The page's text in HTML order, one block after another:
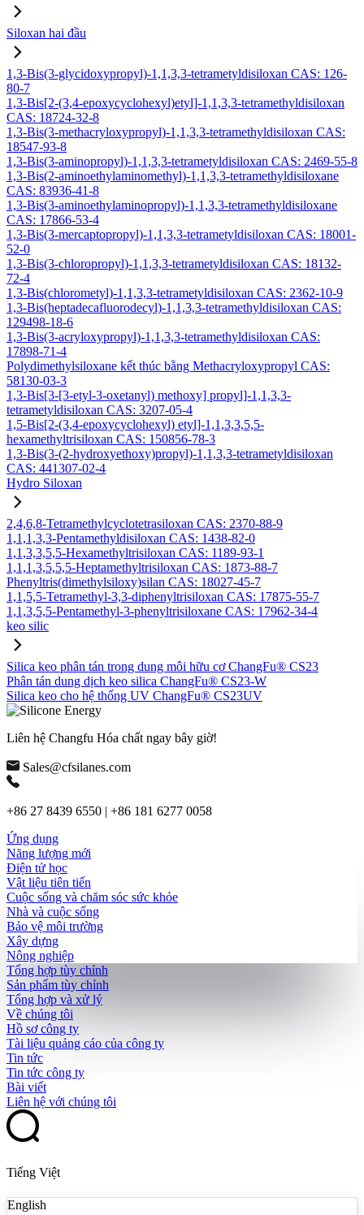
Siloxan hai đầu
1,3-Bis(3-glycidoxypropyl)-1,1,3,3-tetrametyldisiloxan CAS: 126-
80-7
1,3-Bis[2-(3,4-epoxycyclohexyl)etyl]-1,1,3,3-tetramethyldisiloxan
CAS: 18724-32-8
1,3-Bis(3-methacryloxypropyl)-1,1,3,3-tetramethyldisiloxan CAS:
18547-93-8
1,3-Bis(3-aminopropyl)-1,1,3,3-tetrametyldisiloxan CAS: 2469-55-8
1,3-Bis(2-aminoethylaminomethyl)-1,1,3,3-tetramethyldisiloxane
CAS: 83936-41-8
1,3-Bis(3-aminoethylaminopropyl)-1,1,3,3-tetramethyldisiloxane
CAS: 17866-53-4
1,3-Bis(3-mercaptopropyl)-1,1,3,3-tetrametyldisiloxan CAS: 18001-
52-0
1,3-Bis(3-chloropropyl)-1,1,3,3-tetrametyldisiloxan CAS: 18132-
72-4
1,3-Bis(chlorometyl)-1,1,3,3-tetrametyldisiloxan CAS: 2362-10-9
1,3-Bis(heptadecafluorodecyl)-1,1,3,3-tetramethyldisiloxan CAS:
129498-18-6
1,3-Bis(3-acryloxypropyl)-1,1,3,3-tetramethyldisiloxan CAS:
17898-71-4
Polydimethylsiloxane kết thúc bằng Methacryloxypropyl CAS:
58130-03-3
1,3-Bis[3-[3-etyl-3-oxetanyl) methoxy] propyl]-1,1,3,3-
tetrametyldisiloxan CAS: 3207-05-4
1,5-Bis[2-(3,4-epoxycyclohexyl) etyl]-1,1,3,3,5,5-
hexamethyltrisiloxan CAS: 150856-78-3
1,3-Bis(3-(2-hydroxyethoxy)propyl)-1,1,3,3-tetrametyldisiloxan
CAS: 441307-02-4
Hydro Siloxan
2,4,6,8-Tetramethylcyclotetrasiloxan CAS: 2370-88-9
1,1,1,3,3-Pentamethyldisiloxan CAS: 1438-82-0
1,1,3,3,5,5-Hexamethyltrisiloxan CAS: 1189-93-1
1,1,1,3,5,5,5-Heptamethyltrisiloxan CAS: 1873-88-7
Phenyltris(dimethylsiloxy)silan CAS: 18027-45-7
1,1,5,5-Tetramethyl-3,3-diphenyltrisiloxan CAS: 17875-55-7
1,1,3,5,5-Pentamethyl-3-phenyltrisiloxane CAS: 17962-34-4
keo silic
Silica keo phân tán trong dung môi hữu cơ ChangFu® CS23
Phân tán dung dịch keo silica ChangFu® CS23-W
Silica keo cho hệ thống UV ChangFu® CS23UV
Liên hệ Changfu Hóa chất ngay bây giờ!
Sales@cfsilanes.com
+86 27 8439 6550 | +86 181 6277 0058
Ứng dụng
Năng lượng mới
Điện tử học
Vật liệu tiên tiến
Cuộc sống và chăm sóc sức khỏe
Nhà và cuộc sống
Bảo vệ môi trường
Xây dựng
Nông nghiệp
Tổng hợp tùy chỉnh
Sản phẩm tùy chỉnh
Tổng hợp và xử lý
Về chúng tôi
Hồ sơ công ty
Tài liệu quảng cáo của công ty
Tin tức
Tin tức công ty
Bài viết
Liên hệ với chúng tôi
Tiếng Việt
English